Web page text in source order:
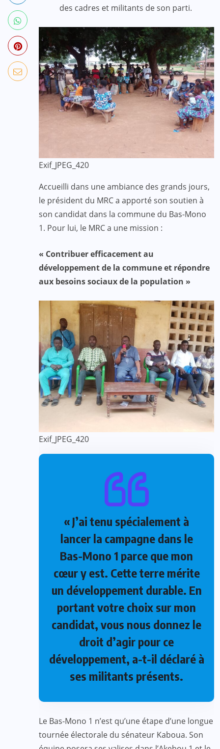
des cadres et militants de son parti.
Exif_JPEG_420
Accueilli dans une ambiance des grands jours,
le président du MRC a apporté son soutien à
son candidat dans la commune du Bas-Mono
1. Pour lui, le MRC a une mission :
« Contribuer efficacement au
développement de la commune et répondre
aux besoins sociaux de la population »
Exif_JPEG_420
« J’ai tenu spécialement à
lancer la campagne dans le
Bas-Mono 1 parce que mon
cœur y est. Cette terre mérite
un développement durable. En
portant votre choix sur mon
candidat, vous nous donnez le
droit d’agir pour ce
développement, a-t-il déclaré à
ses militants présents.
Le Bas-Mono 1 n’est qu’une étape d’une longue
tournée électorale du sénateur Kaboua. Son